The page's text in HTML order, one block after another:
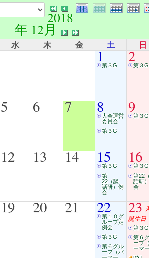
2018
年 12月
水 木 金 土 日
1第３G 2第３G
5 6 7 8大会運営
委員会
第３G
9第３G
12 13 14 15
第３G
第
22（談
話研）例
会
16
第３G
第22
話研
会
19 20 21 22
第１０グ
ループ定
例会
第３G
第６グル
ープ（パ
23
誕生日
第３G
第６
ープ
ーマ